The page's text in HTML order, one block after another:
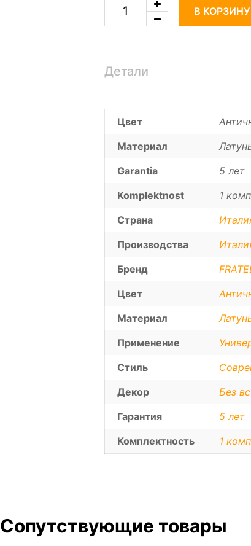
В КОРЗИНУ
Детали
Цвет
Материал
Garantia
5 лет
Komplektnost
1
Страна
Производства
Бренд
Цвет
Материал
Применение
Стиль
Декор
Без
Гарантия
5 лет
Комплектность
1
Сопутствующие товары